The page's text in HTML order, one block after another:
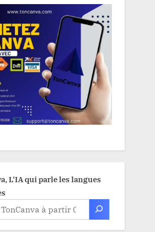
L'IA qui parle les langues